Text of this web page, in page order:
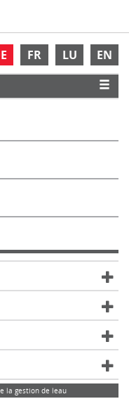
FR LU EN
la gestion de leau